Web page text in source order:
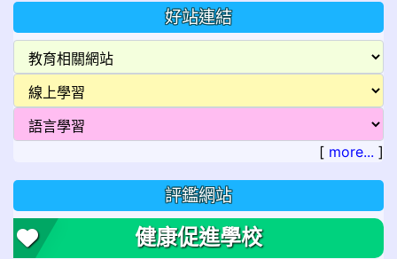
好站連結
[ more... ]
評鑑網站
健康促進學校